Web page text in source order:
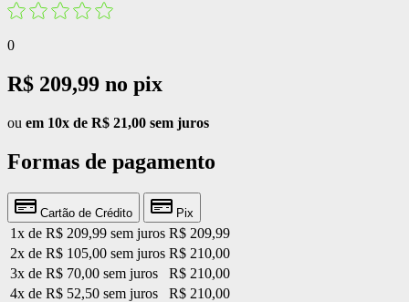
0
R$ 209,99 no pix
ou em 10x de R$ 21,00 sem juros
Formas de pagamento
Cartão de Crédito Pix
1x de R$ 209,99 sem juros R$ 209,99
2x de R$ 105,00 sem juros R$ 210,00
3x de R$ 70,00 sem juros
R$ 210,00
4x de R$ 52,50 sem juros
R$ 210,00